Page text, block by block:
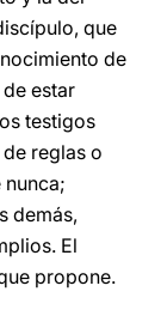
que
de
estar
testigos
reglas o
nunca;
demás,
El
propone.